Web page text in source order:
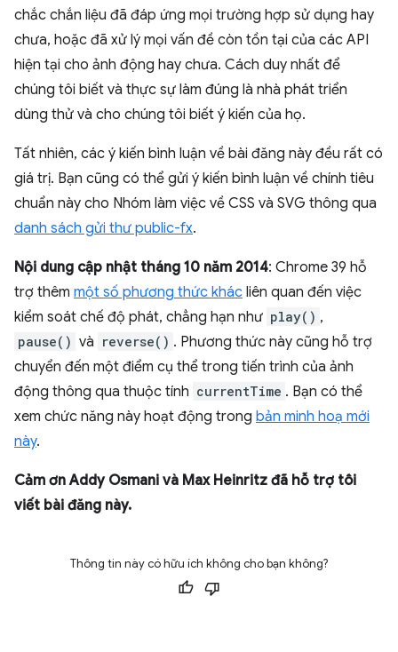
chắc chắn liệu đã đáp ứng mọi trường hợp sử dụng hay
chưa, hoặc đã xử lý mọi vấn đề còn tồn tại của các API
hiện tại cho ảnh động hay chưa. Cách duy nhất để
chúng tôi biết và thực sự làm đúng là nhà phát triển
dùng thử và cho chúng tôi biết ý kiến của họ.
Tất nhiên, các ý kiến bình luận về bài đăng này đều rất có
giá trị. Bạn cũng có thể gửi ý kiến bình luận về chính tiêu
chuẩn này cho Nhóm làm việc về CSS và SVG thông qua
danh sách gửi thư public-fx.
Nội dung cập nhật tháng 10 năm 2014: Chrome 39 hỗ
trợ thêm một số phương thức khác liên quan đến việc
kiểm soát chế độ phát, chẳng hạn như play() ,
pause() và reverse() . Phương thức này cũng hỗ trợ
chuyển đến một điểm cụ thể trong tiến trình của ảnh
động thông qua thuộc tính currentTime . Bạn có thể
xem chức năng này hoạt động trong bản minh hoạ mới
này.
Cảm ơn Addy Osmani và Max Heinritz đã hỗ trợ tôi
viết bài đăng này.
Thông tin này có hữu ích không cho bạn không?